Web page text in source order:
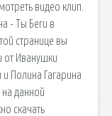
видео клип.
- Ты Беги в
странице вы
от Иванушки
Полина Гагарина
данной
скачать